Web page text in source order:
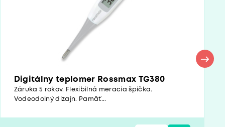
Digitálny teplomer Rossmax TG380
Záruka 5 rokov. Flexibilná meracia špička.
Vodeodolný dizajn. Pamäť...